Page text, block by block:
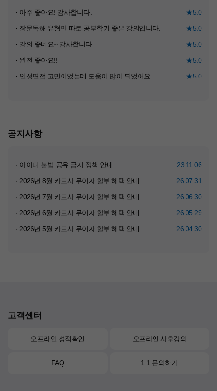
· 아주 좋아요! 감사합니다. ★5.0
· 장문독해 유형만 따로 공부학기 좋은 강의입니다. ★5.0
· 강의 좋네요~ 감사합니다. ★5.0
· 완전 좋아요!! ★5.0
· 인성면접 고민이었는데 도움이 많이 되었어요 ★5.0
공지사항
· 아이디 불법 공유 금지 정책 안내 23.11.06
· 2026년 8월 카드사 무이자 할부 혜택 안내 26.07.31
· 2026년 7월 카드사 무이자 할부 혜택 안내 26.06.30
· 2026년 6월 카드사 무이자 할부 혜택 안내 26.05.29
· 2026년 5월 카드사 무이자 할부 혜택 안내 26.04.30
고객센터
오프라인 성적확인 오프라인 사후강의
FAQ 1:1 문의하기